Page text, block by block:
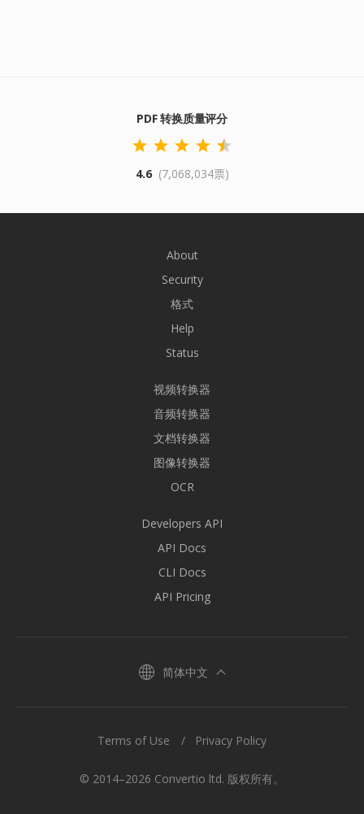
PDF 转换质量评分
4.6 (7,068,034票)
About
Security
格式
Help
Status
视频转换器
音频转换器
文档转换器
图像转换器
OCR
Developers API
API Docs
CLI Docs
API Pricing
简体中文
© 2014–2026 Convertio ltd. 版权所有。
Terms of Use Privacy Policy